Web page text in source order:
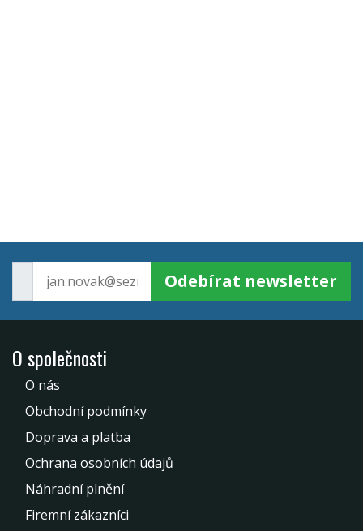
Odebírat newsletter
O společnosti
O nás
Obchodní podmínky
Doprava a platba
Ochrana osobních údajů
Náhradní plnění
Firemní zákazníci